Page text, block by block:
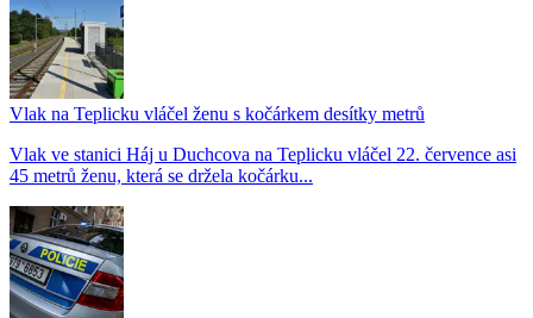
Vlak na Teplicku vláčel ženu s kočárkem desítky metrů
Vlak ve stanici Háj u Duchcova na Teplicku vláčel 22. července asi
45 metrů ženu, která se držela kočárku...